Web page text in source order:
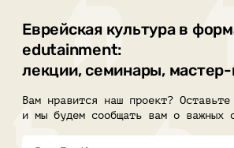
Еврейская культура в
edutainment:
лекции, семинары,
Вам нравится наш проект?
и мы будем сообщать вам о важных